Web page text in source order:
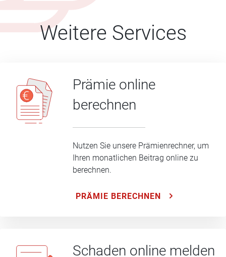
Weitere Services
Prämie online
berechnen
Nutzen Sie unsere Prämienrechner, um
Ihren monatlichen Beitrag online zu
berechnen.
PRÄMIE BERECHNEN
Schaden online melden